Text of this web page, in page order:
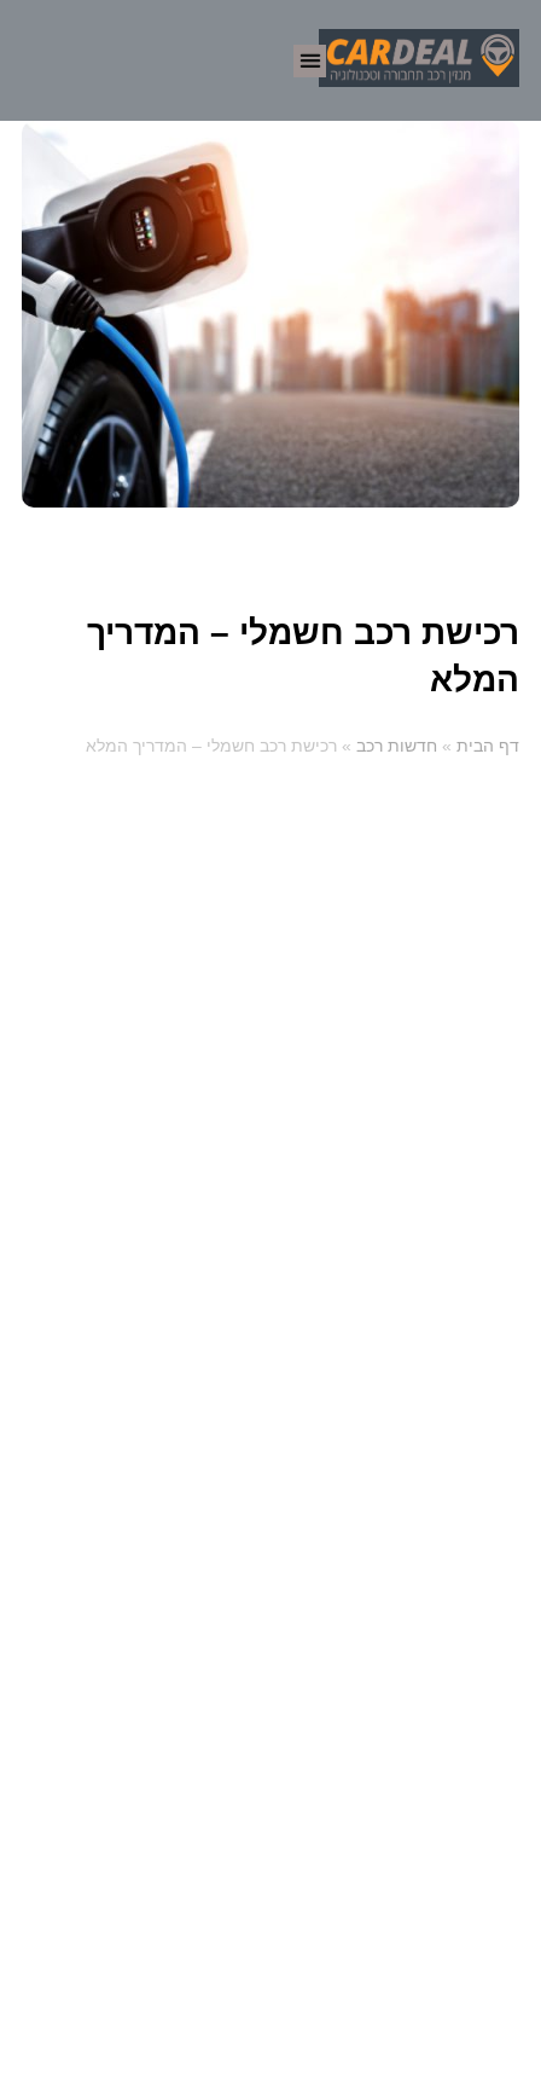
רכישת רכב חשמלי – המדריך
המלא
דף הבית » חדשות רכב » רכישת רכב חשמלי – המדריך המלא